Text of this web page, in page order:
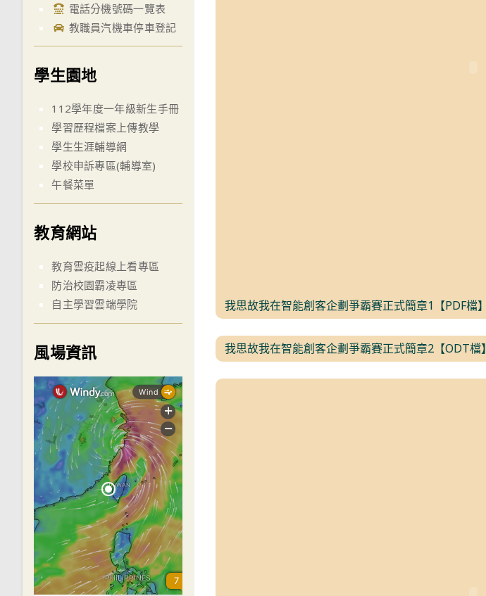
我思故我在智能創客企劃爭霸賽正式簡章1【PDF檔】
我思故我在智能創客企劃爭霸賽正式簡章2【ODT檔】
電話分機號碼一覽表
教職員汽機車停車登記
學生園地
112學年度一年級新生手冊
學習歷程檔案上傳教學
學生生涯輔導網
學校申訴專區(輔導室)
午餐菜單
教育網站
教育雲疫起線上看專區
防治校園霸凌專區
自主學習雲端學院
風場資訊